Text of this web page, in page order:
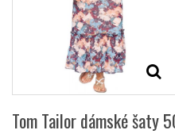
Tom Tailor dámské šaty